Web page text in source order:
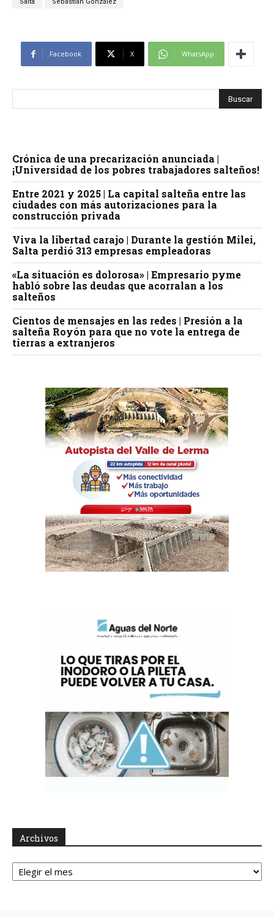
Facebook X WhatsApp
Crónica de una precarización anunciada |
¡Universidad de los pobres trabajadores salteños!
Entre 2021 y 2025 | La capital salteña entre las
ciudades con más autorizaciones para la
construcción privada
Viva la libertad carajo | Durante la gestión Milei,
Salta perdió 313 empresas empleadoras
«La situación es dolorosa» | Empresario pyme
habló sobre las deudas que acorralan a los
salteños
Cientos de mensajes en las redes | Presión a la
salteña Royón para que no vote la entrega de
tierras a extranjeros
Archivos
Archivos